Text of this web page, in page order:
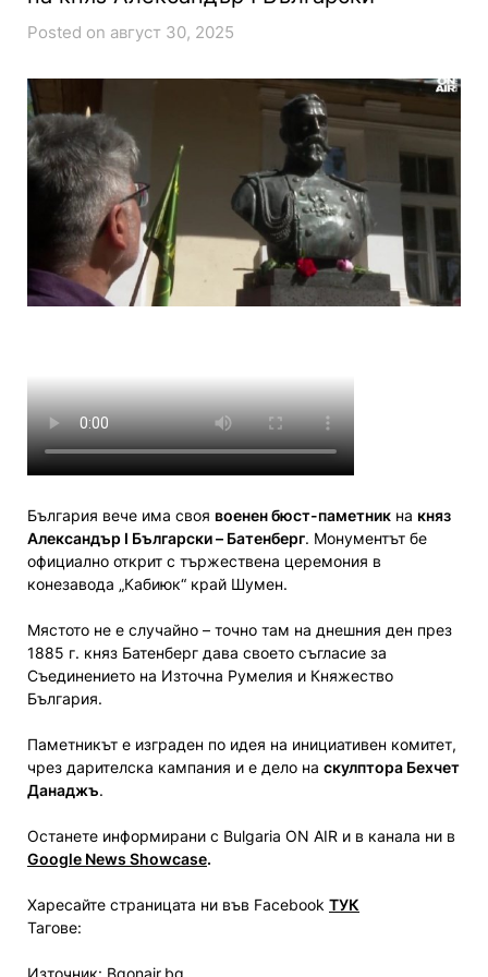
Posted on август 30, 2025
България вече има своя военен бюст-паметник на княз
Александър I Български – Батенберг. Монументът бе
официално открит с тържествена церемония в
конезавода „Кабиюк“ край Шумен.
Мястото не е случайно – точно там на днешния ден през
1885 г. княз Батенберг дава своето съгласие за
Съединението на Източна Румелия и Княжество
България.
Паметникът е изграден по идея на инициативен комитет,
чрез дарителска кампания и е дело на скулптора Бехчет
Данаджъ.
Останете информирани с Bulgaria ON AIR и в канала ни в
Google News Showcase.
Харесайте страницата ни във Facebook ТУК
Тагове:
Източник: Bgonair.bg